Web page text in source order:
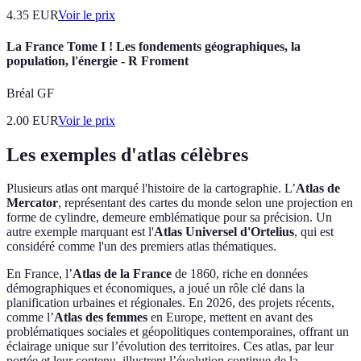
4.35 EURVoir le prix
La France Tome I ! Les fondements géographiques, la
population, l'énergie - R Froment
Bréal GF
2.00 EURVoir le prix
Les exemples d'atlas célèbres
Plusieurs atlas ont marqué l'histoire de la cartographie. L’Atlas de
Mercator, représentant des cartes du monde selon une projection en
forme de cylindre, demeure emblématique pour sa précision. Un
autre exemple marquant est l'Atlas Universel d'Ortelius, qui est
considéré comme l'un des premiers atlas thématiques.
En France, l’Atlas de la France de 1860, riche en données
démographiques et économiques, a joué un rôle clé dans la
planification urbaines et régionales. En 2026, des projets récents,
comme l’Atlas des femmes en Europe, mettent en avant des
problématiques sociales et géopolitiques contemporaines, offrant un
éclairage unique sur l’évolution des territoires. Ces atlas, par leur